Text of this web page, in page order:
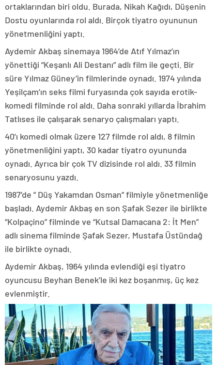
ortaklarından biri oldu. Burada, Nikah Kağıdı, Düşenin
Dostu oyunlarında rol aldı. Birçok tiyatro oyununun
yönetmenliğini yaptı.
Aydemir Akbaş sinemaya 1964’de Atıf Yılmaz’ın
yönettiği “Keşanlı Ali Destanı” adlı film ile geçti. Bir
süre Yılmaz Güney’in filmlerinde oynadı. 1974 yılında
Yeşilçam’ın seks filmi furyasında çok sayıda erotik-
komedi filminde rol aldı. Daha sonraki yıllarda İbrahim
Tatlıses ile çalışarak senaryo çalışmaları yaptı.
40’ı komedi olmak üzere 127 filmde rol aldı, 8 filmin
yönetmenliğini yaptı, 30 kadar tiyatro oyununda
oynadı. Ayrıca bir çok TV dizisinde rol aldı. 33 filmin
senaryosunu yazdı.
1987’de ” Düş Yakamdan Osman” filmiyle yönetmenliğe
başladı. Aydemir Akbaş en son Şafak Sezer ile birlikte
“Kolpaçino” filminde ve “Kutsal Damacana 2: İt Men”
adlı sinema filminde Şafak Sezer, Mustafa Üstündağ
ile birlikte oynadı.
Aydemir Akbaş, 1964 yılında evlendiği eşi tiyatro
oyuncusu Beyhan Benek’le iki kez boşanmış, üç kez
evlenmiştir.